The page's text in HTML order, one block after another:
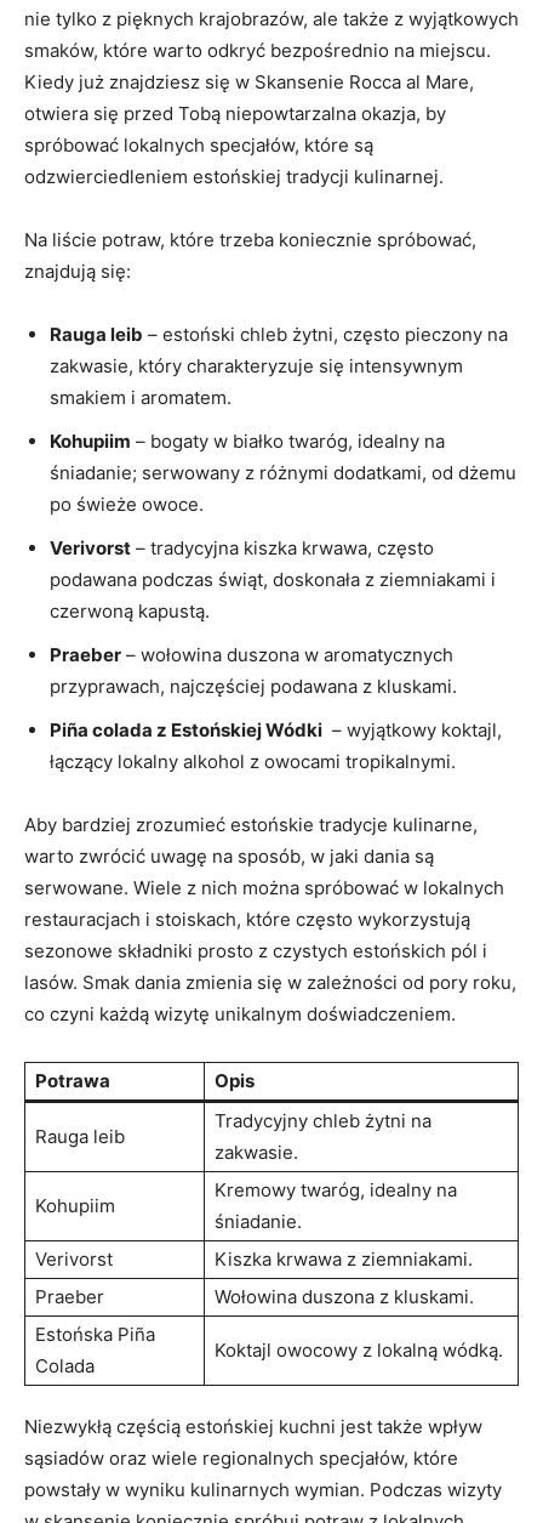
nie tylko⁤ z pięknych krajobrazów,​ ale także z​ wyjątkowych
⁢smaków, które warto‍ odkryć bezpośrednio na miejscu.⁣
Kiedy już ​znajdziesz ‌się w Skansenie Rocca al Mare,
otwiera się przed Tobą niepowtarzalna ⁤okazja, ⁤by
spróbować ⁢lokalnych specjałów, które są
odzwierciedleniem estońskiej tradycji kulinarnej.
Na ⁤liście potraw, ⁢które trzeba koniecznie spróbować,
znajdują się:
Rauga leib – estoński chleb‌ żytni, często pieczony na
zakwasie, który charakteryzuje⁣ się intensywnym
smakiem i aromatem.
Kohupiim – bogaty w białko twaróg, idealny na
śniadanie; serwowany z różnymi dodatkami, od⁣ dżemu​
po świeże owoce.
Verivorst –​ tradycyjna kiszka⁤ krwawa, często
podawana podczas świąt, doskonała z ⁤ziemniakami i
czerwoną kapustą.
Praeber – wołowina duszona w aromatycznych
przyprawach, ​najczęściej ‌podawana z kluskami.
Piña colada z Estońskiej ⁣Wódki ‌ –⁣ wyjątkowy koktajl,
łączący lokalny alkohol z owocami tropikalnymi.
Aby bardziej ​zrozumieć ‍estońskie tradycje kulinarne,​
warto zwrócić‌ uwagę na sposób, w jaki dania są
serwowane. Wiele z ‍nich można spróbować w lokalnych
restauracjach i stoiskach, które często wykorzystują‌
sezonowe składniki prosto‌ z czystych estońskich ​pól i
lasów. Smak dania zmienia ⁢się w zależności od ⁤pory⁤ roku,
co czyni każdą wizytę ⁢unikalnym doświadczeniem.
Potrawa Opis
Rauga leib
Tradycyjny‌ chleb⁢ żytni ‍na
zakwasie.
Kohupiim
Kremowy ‌twaróg, idealny na
śniadanie.
Verivorst
Kiszka⁢ krwawa z⁢ ziemniakami.
Praeber
Wołowina ⁢duszona z kluskami.
Estońska ‍Piña⁢
Colada
Koktajl owocowy z lokalną wódką.
Niezwykłą częścią estońskiej kuchni jest także wpływ
sąsiadów oraz wiele regionalnych specjałów, które
powstały w wyniku⁣ kulinarnych wymian. Podczas​ wizyty